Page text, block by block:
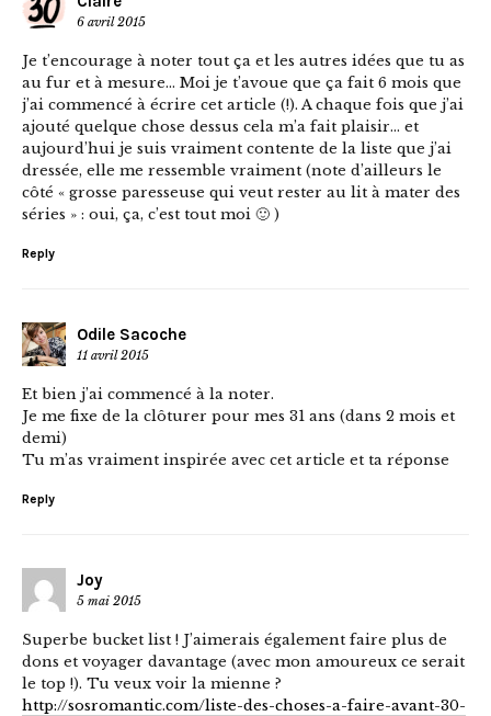
6 avril 2015
Je t’encourage à noter tout ça et les autres idées que tu as
au fur et à mesure… Moi je t’avoue que ça fait 6 mois que
j’ai commencé à écrire cet article (!). A chaque fois que j’ai
ajouté quelque chose dessus cela m’a fait plaisir… et
aujourd’hui je suis vraiment contente de la liste que j’ai
dressée, elle me ressemble vraiment (note d’ailleurs le
côté « grosse paresseuse qui veut rester au lit à mater des
séries » : oui, ça, c’est tout moi 🙂 )
Reply
Odile Sacoche
11 avril 2015
Et bien j’ai commencé à la noter.
Je me fixe de la clôturer pour mes 31 ans (dans 2 mois et
demi)
Tu m’as vraiment inspirée avec cet article et ta réponse
Reply
Joy
5 mai 2015
Superbe bucket list ! J’aimerais également faire plus de
dons et voyager davantage (avec mon amoureux ce serait
le top !). Tu veux voir la mienne ?
http://sosromantic.com/liste-des-choses-a-faire-avant-30-